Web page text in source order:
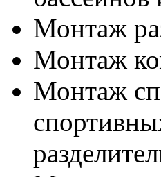
Монтаж
Монтаж
Монтаж